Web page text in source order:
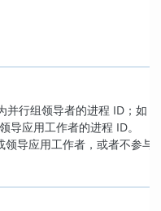
并行组领导者的进程 ID；如
导应用工作者的进程 ID。
导应用工作者，或者不参与